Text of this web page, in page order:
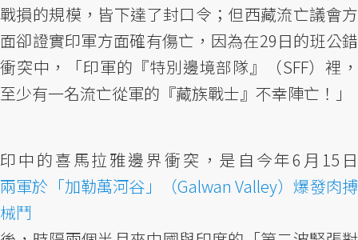
戰損的規模，皆下達了封口令；但西藏流亡議會方
面卻證實印軍方面確有傷亡，因為在29日的班公錯
衝突中，「印軍的『特別邊境部隊』（SFF）裡，
至少有一名流亡從軍的『藏族戰士』不幸陣亡！」
印中的喜馬拉雅邊界衝突，是自今年6月15日
兩軍於「加勒萬河谷」（Galwan Valley）爆發肉搏
械鬥